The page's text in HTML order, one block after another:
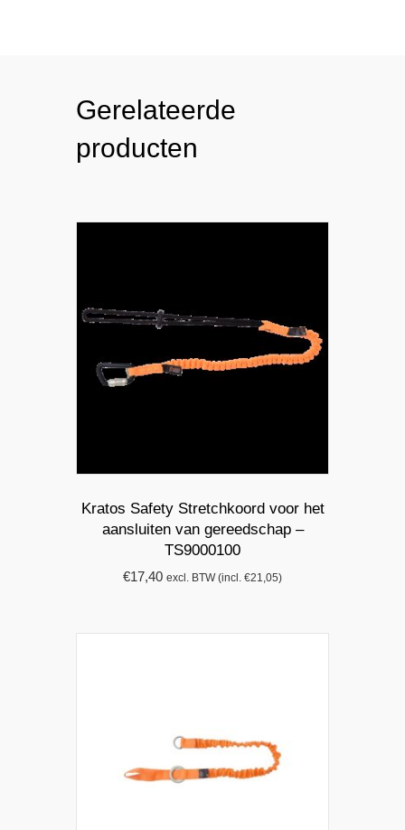
Gerelateerde
producten
Kratos Safety Stretchkoord voor het
aansluiten van gereedschap –
TS9000100
€17,40 excl. BTW (incl. €21,05)